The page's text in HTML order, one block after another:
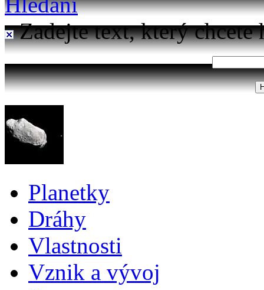
Zadejte text, který chcete
Planetky
Dráhy
Vlastnosti
Vznik a vývoj